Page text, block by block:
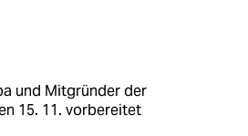
und Mitgründer der
15. 11. vorbereitet